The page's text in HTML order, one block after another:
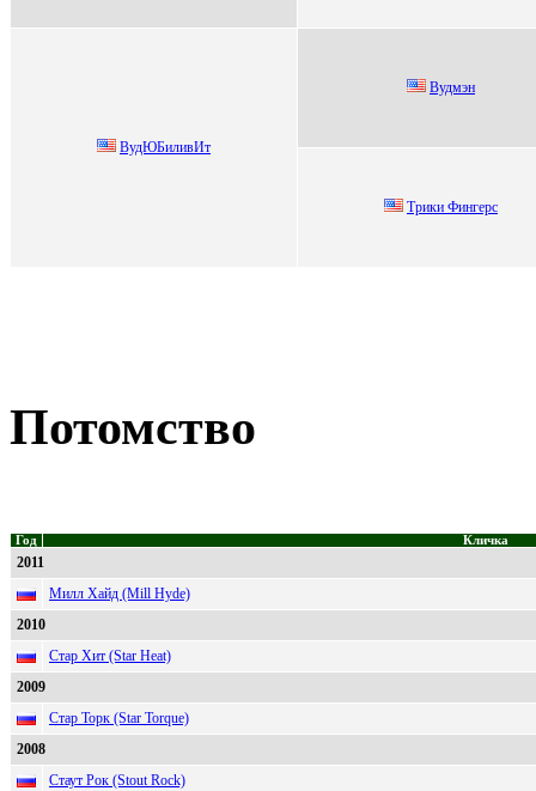
ВудЮБиливИт
Вудмэн
Тpики Фингеpс
Потомство
Год Кличка
2011
Милл Хайд (Mill Hyde)
2010
Стар Хит (Star Heat)
2009
Стар Торк (Star Torque)
2008
Стаут Рок (Stout Rock)